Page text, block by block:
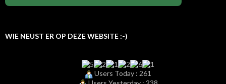
WIE NEUST ER OP DEZE WEBSITE :-)
Users Today : 261